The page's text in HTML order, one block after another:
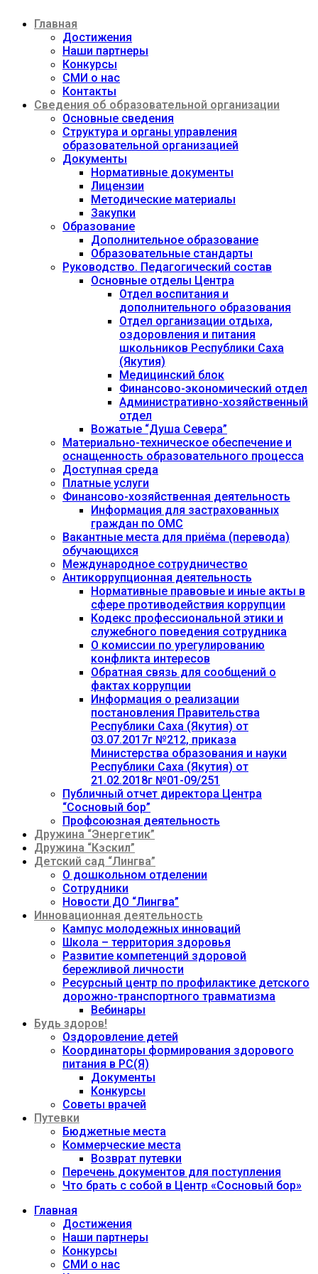
содержимому
Главная
Достижения
Наши партнеры
Конкурсы
СМИ о нас
Контакты
Сведения об образовательной организации
Основные сведения
Структура и органы управления
образовательной организацией
Документы
Нормативные документы
Лицензии
Методические материалы
Закупки
Образование
Дополнительное образование
Образовательные стандарты
Руководство. Педагогический состав
Основные отделы Центра
Отдел воспитания и
дополнительного образования
Отдел организации отдыха,
оздоровления и питания
школьников Республики Саха
(Якутия)
Медицинский блок
Финансово-экономический отдел
Административно-хозяйственный
отдел
Вожатые “Душа Севера”
Материально-техническое обеспечение и
оснащенность образовательного процесса
Доступная среда
Платные услуги
Финансово-хозяйственная деятельность
Информация для застрахованных
граждан по ОМС
Вакантные места для приёма (перевода)
обучающихся
Международное сотрудничество
Антикоррупционная деятельность
Нормативные правовые и иные акты в
сфере противодействия коррупции
Кодекс профессиональной этики и
служебного поведения сотрудника
О комиссии по урегулированию
конфликта интересов
Обратная связь для сообщений о
фактах коррупции
Информация о реализации
постановления Правительства
Республики Саха (Якутия) от
03.07.2017г №212, приказа
Министерства образования и науки
Республики Саха (Якутия) от
21.02.2018г №01-09/251
Публичный отчет директора Центра
“Сосновый бор”
Профсоюзная деятельность
Дружина “Энергетик”
Дружина “Кэскил”
Детский сад “Лингва”
О дошкольном отделении
Сотрудники
Новости ДО “Лингва”
Инновационная деятельность
Кампус молодежных инноваций
Школа – территория здоровья
Развитие компетенций здоровой
бережливой личности
Ресурсный центр по профилактике детского
дорожно-транспортного травматизма
Вебинары
Будь здоров!
Оздоровление детей
Координаторы формирования здорового
питания в РС(Я)
Документы
Конкурсы
Советы врачей
Путевки
Бюджетные места
Коммерческие места
Возврат путевки
Перечень документов для поступления
Что брать с собой в Центр «Сосновый бор»
Главная
Достижения
Наши партнеры
Конкурсы
СМИ о нас